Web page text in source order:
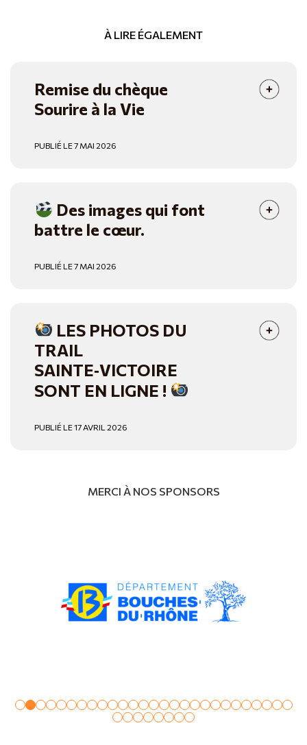
À LIRE ÉGALEMENT
Remise du chèque
Sourire à la Vie
PUBLIÉ LE 7 MAI 2026
Des images qui font
battre le cœur.
PUBLIÉ LE 7 MAI 2026
LES PHOTOS DU
TRAIL
SAINTE‑VICTOIRE
SONT EN LIGNE !
PUBLIÉ LE 17 AVRIL 2026
MERCI À NOS SPONSORS